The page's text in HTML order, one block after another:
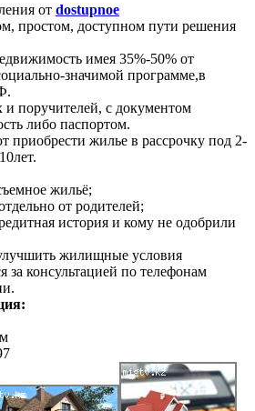
от dostupnoe
простом, доступном пути решения
имея 35%-50% от
значимой программе,в
и поручителей, с документом
либо паспортом.
приобрести жилье в рассрочку под 2-
жильё;
от родителей;
история и кому не одобрили
жилищные условия
за консультацией по телефонам